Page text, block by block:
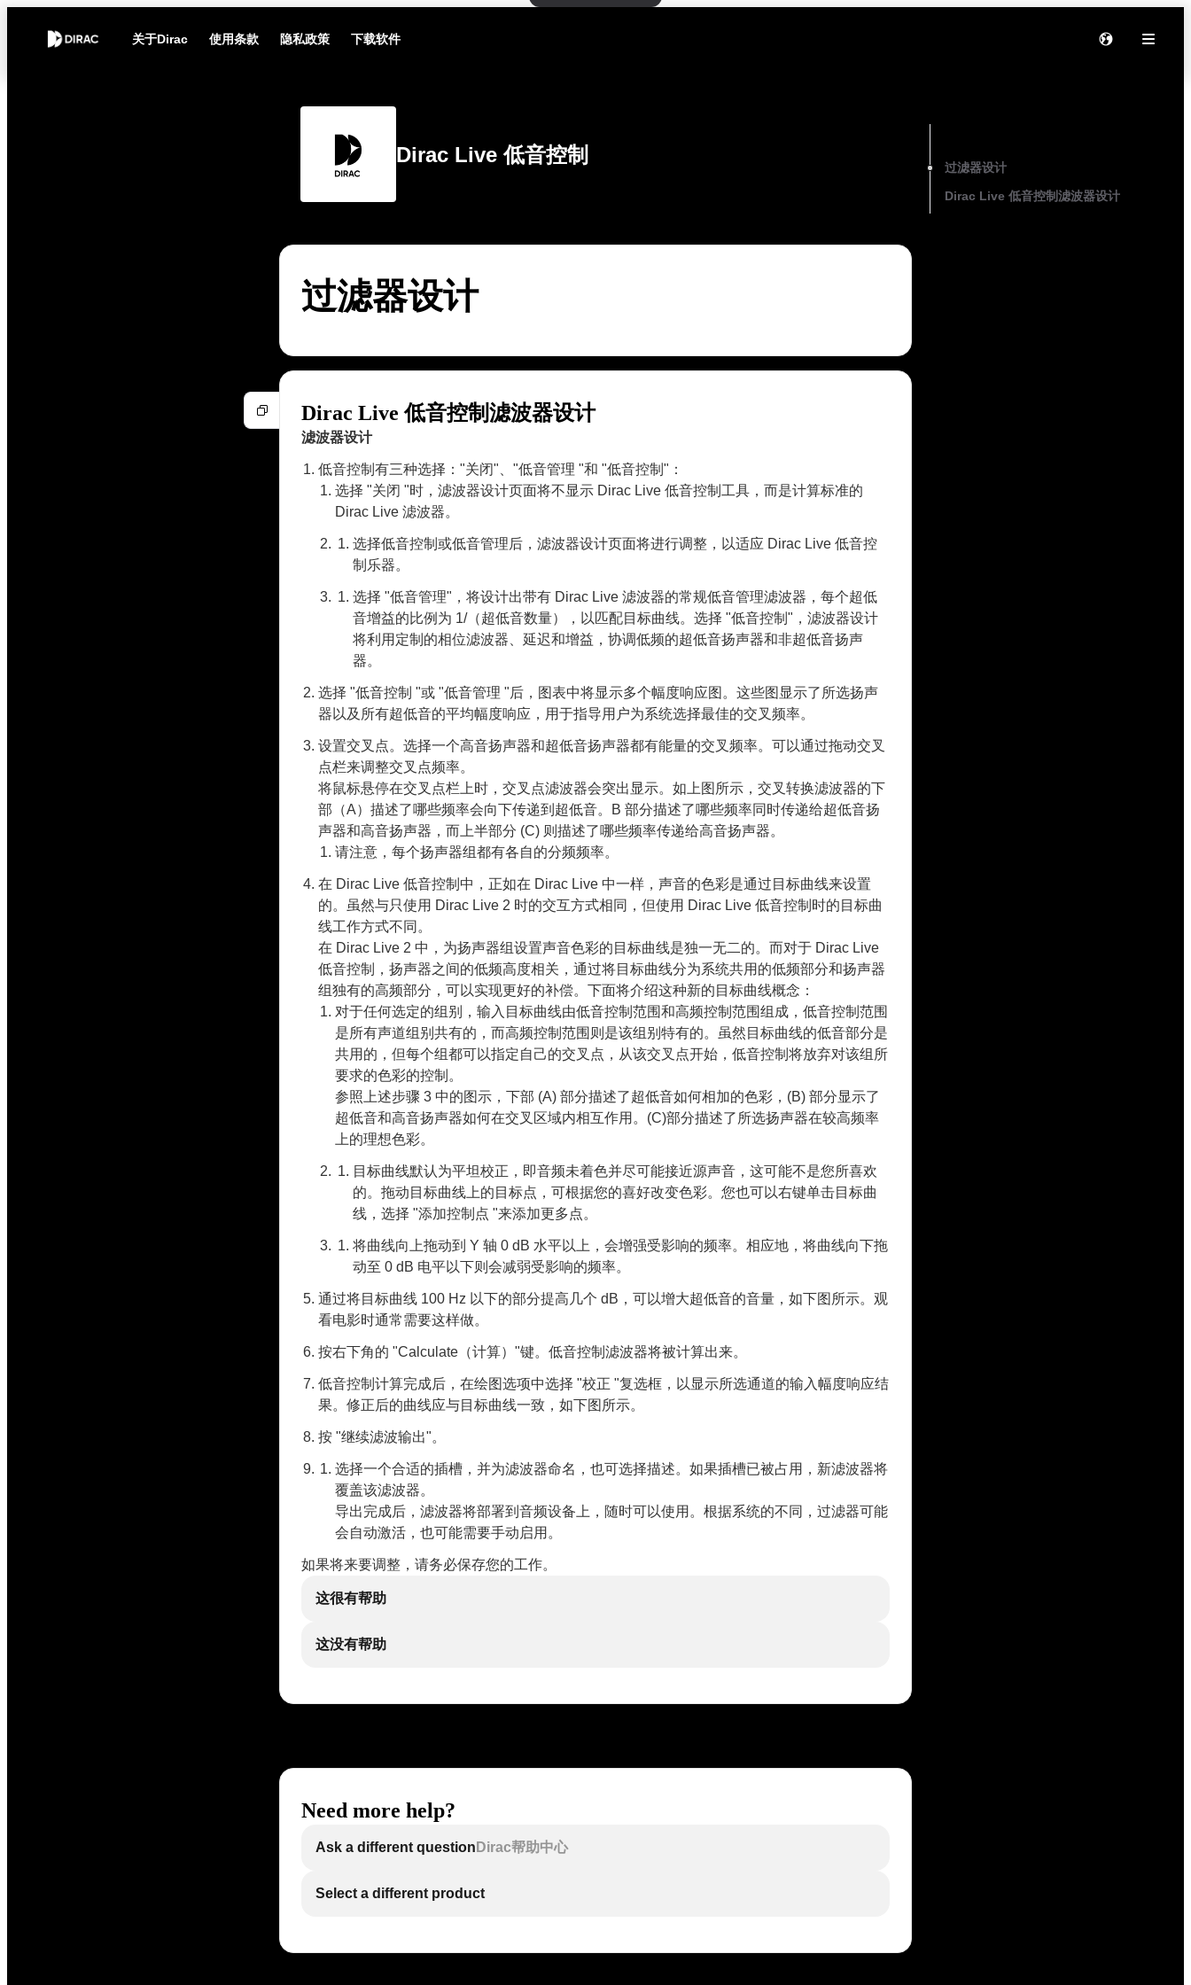
关于Dirac 使用条款 隐私政策 下载软件
Dirac Live 低音控制
过滤器设计
Dirac Live 低音控制滤波器设计
滤波器设计
低音控制有三种选择："关闭"、"低音管理 "和 "低音控制"：
选择 "关闭 "时，滤波器设计页面将不显示 Dirac Live 低音控制工具，而是计算标准的
Dirac Live 滤波器。
选择低音控制或低音管理后，滤波器设计页面将进行调整，以适应 Dirac Live 低音控
制乐器。
选择 "低音管理"，将设计出带有 Dirac Live 滤波器的常规低音管理滤波器，每个超低
音增益的比例为 1/（超低音数量），以匹配目标曲线。选择 "低音控制"，滤波器设计
将利用定制的相位滤波器、延迟和增益，协调低频的超低音扬声器和非超低音扬声
器。
选择 "低音控制 "或 "低音管理 "后，图表中将显示多个幅度响应图。这些图显示了所选扬声
器以及所有超低音的平均幅度响应，用于指导用户为系统选择最佳的交叉频率。
设置交叉点。选择一个高音扬声器和超低音扬声器都有能量的交叉频率。可以通过拖动交叉
点栏来调整交叉点频率。
将鼠标悬停在交叉点栏上时，交叉点滤波器会突出显示。如上图所示，交叉转换滤波器的下
部（A）描述了哪些频率会向下传递到超低音。B 部分描述了哪些频率同时传递给超低音扬
声器和高音扬声器，而上半部分 (C) 则描述了哪些频率传递给高音扬声器。
请注意，每个扬声器组都有各自的分频频率。
在 Dirac Live 低音控制中，正如在 Dirac Live 中一样，声音的色彩是通过目标曲线来设置
的。虽然与只使用 Dirac Live 2 时的交互方式相同，但使用 Dirac Live 低音控制时的目标曲
线工作方式不同。
在 Dirac Live 2 中，为扬声器组设置声音色彩的目标曲线是独一无二的。而对于 Dirac Live
低音控制，扬声器之间的低频高度相关，通过将目标曲线分为系统共用的低频部分和扬声器
组独有的高频部分，可以实现更好的补偿。下面将介绍这种新的目标曲线概念：
对于任何选定的组别，输入目标曲线由低音控制范围和高频控制范围组成，低音控制范围
是所有声道组别共有的，而高频控制范围则是该组别特有的。虽然目标曲线的低音部分是
共用的，但每个组都可以指定自己的交叉点，从该交叉点开始，低音控制将放弃对该组所
要求的色彩的控制。
参照上述步骤 3 中的图示，下部 (A) 部分描述了超低音如何相加的色彩，(B) 部分显示了
超低音和高音扬声器如何在交叉区域内相互作用。(C)部分描述了所选扬声器在较高频率
上的理想色彩。
目标曲线默认为平坦校正，即音频未着色并尽可能接近源声音，这可能不是您所喜欢
的。拖动目标曲线上的目标点，可根据您的喜好改变色彩。您也可以右键单击目标曲
线，选择 "添加控制点 "来添加更多点。
将曲线向上拖动到 Y 轴 0 dB 水平以上，会增强受影响的频率。相应地，将曲线向下拖
动至 0 dB 电平以下则会减弱受影响的频率。
通过将目标曲线 100 Hz 以下的部分提高几个 dB，可以增大超低音的音量，如下图所示。观
看电影时通常需要这样做。
按右下角的 "Calculate（计算）"键。低音控制滤波器将被计算出来。
低音控制计算完成后，在绘图选项中选择 "校正 "复选框，以显示所选通道的输入幅度响应结
果。修正后的曲线应与目标曲线一致，如下图所示。
按 "继续滤波输出"。
选择一个合适的插槽，并为滤波器命名，也可选择描述。如果插槽已被占用，新滤波器将
覆盖该滤波器。
导出完成后，滤波器将部署到音频设备上，随时可以使用。根据系统的不同，过滤器可能
会自动激活，也可能需要手动启用。
如果将来要调整，请务必保存您的工作。
这很有帮助
这没有帮助
Need more help?
Ask a different question Dirac帮助中心
Select a different product
过滤器设计
Dirac Live 低音控制滤波器设计